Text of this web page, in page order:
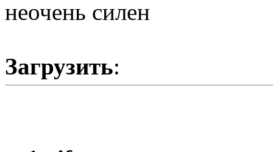
неочень силен
Загрузить: